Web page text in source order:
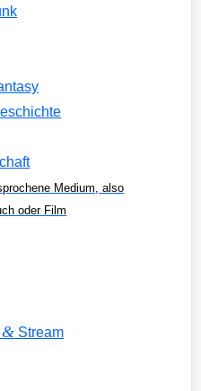
Medium, also
oder Film
& Stream